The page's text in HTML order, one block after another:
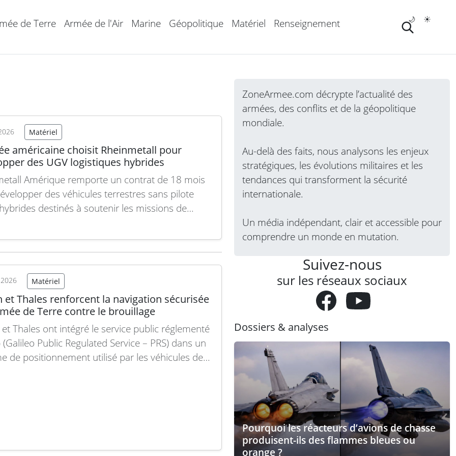
de Terre Armée de l'Air Marine Géopolitique Matériel Renseignement ☀️
🌙
Matériel
américaine choisit Rheinmetall pour
des UGV logistiques hybrides
Amérique remporte un contrat de 18 mois
des véhicules terrestres sans pilote
destinés à soutenir les missions de
Ce projet vise à concevoir des plateformes
capables de transporter des cargaisons
troupes déployées en avant, réduisant…Lire la
Matériel
et Thales renforcent la navigation sécurisée
de Terre contre le brouillage
et Thales ont intégré le service public réglementé
Public Regulated Service – PRS) dans un
de positionnement utilisé par les véhicules de
ZoneArmee.com décrypte l’actualité des
armées, des conflits et de la géopolitique
mondiale.
Au-delà des faits, nous analysons les enjeux
stratégiques, les évolutions militaires et les
tendances qui transforment la sécurité
internationale.
Un média indépendant, clair et accessible pour
comprendre un monde en mutation.
Suivez-nous
sur les réseaux sociaux
Dossiers & analyses
Pourquoi les réacteurs d’avions de chasse
produisent-ils des flammes bleues ou
orange ?